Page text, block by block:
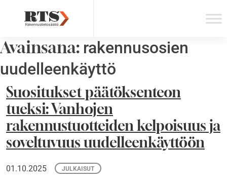
Avainsana: rakennusosien
uudelleenkäyttö
Suositukset päätöksenteon
tueksi: Vanhojen
rakennustuotteiden kelpoisuus ja
soveltuvuus uudelleenkäyttöön
01.10.2025 JULKAISUT